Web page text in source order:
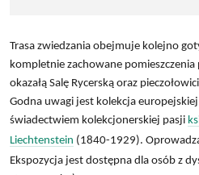
Trasa zwiedzania obejmuje kolejno
kompletnie zachowane
okazałą Salę Rycerską oraz
Godna uwagi jest kolekcja
świadectwiem kolekcjonerskiej pasji
Liechtenstein (1840-1929).
Ekspozycja jest dostępna dla osób z